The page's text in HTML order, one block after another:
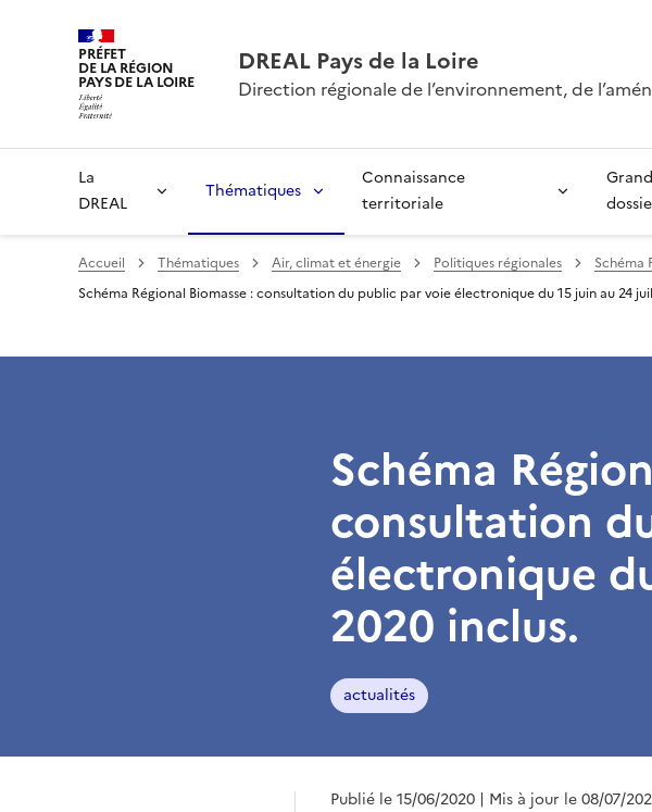
PRÉFET
DE LA RÉGION
PAYS DE LA LOIRE
DREAL Pays de la Loire
Direction régionale de l’environnement, de
La
DREAL
Thématiques
Connaissance
territoriale
Accueil Thématiques Air, climat et énergie Politiques régionales Schéma
Schéma Régional Biomasse : consultation du public par voie électronique du 15 juin au 24
Schéma
consultation
électronique
2020 inclus.
actualités
Publié le 15/06/2020 | Mis à jour le 08/07/